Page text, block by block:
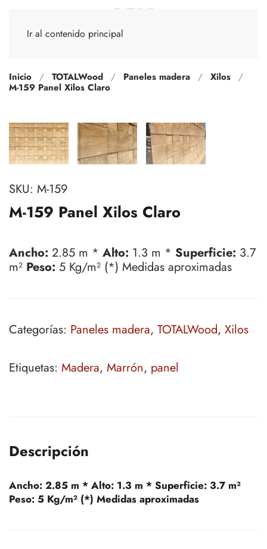
Ir al contenido principal
Inicio TOTALWood Paneles madera
Xilos
M-159 Panel Xilos Claro
SKU: M-159
M-159 Panel Xilos Claro
Ancho: 2.85 m * Alto: 1.3 m * Superficie: 3.7
m² Peso: 5 Kg/m² (*) Medidas aproximadas
Categorías: Paneles madera, TOTALWood, Xilos
Etiquetas: Madera, Marrón, panel
Descripción
Ancho: 2.85 m * Alto: 1.3 m * Superficie: 3.7 m²
Peso: 5 Kg/m² (*) Medidas aproximadas